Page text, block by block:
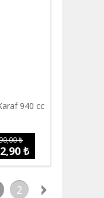
940 cc
₺
₺
2